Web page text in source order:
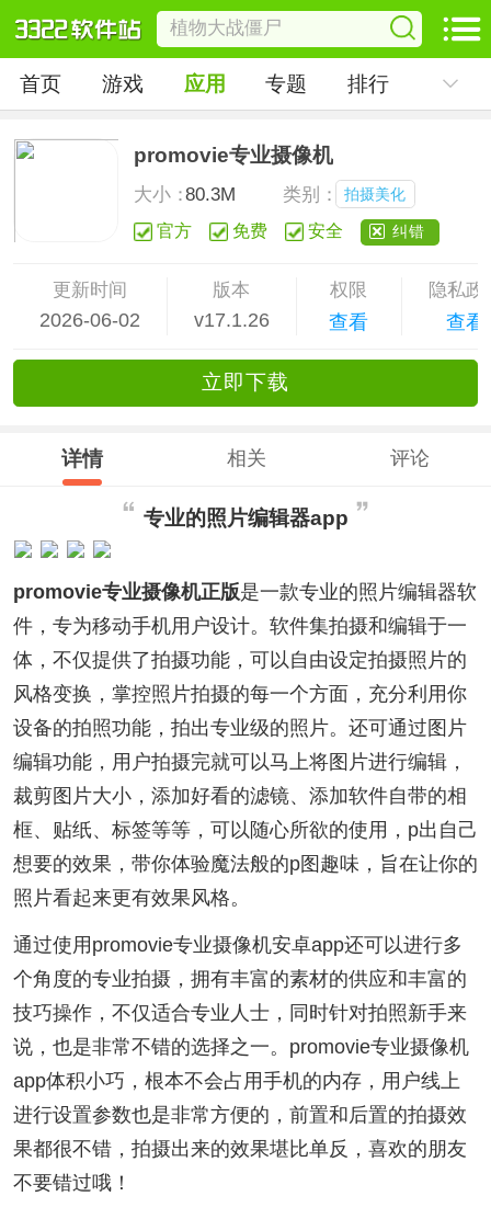
首页 游戏 应用 专题 排行
promovie专业摄像机
大小：80.3M 类别： 拍摄美化
官方 免费 安全 纠错
更新时间
2026-06-02
版本
v17.1.26
权限
查看
隐私政
查看
立即下载
详情 相关 评论
专业的照片编辑器app
promovie专业摄像机正版是一款专业的照片编辑器软
件，专为移动手机用户设计。软件集拍摄和编辑于一
体，不仅提供了拍摄功能，可以自由设定拍摄照片的
风格变换，掌控照片拍摄的每一个方面，充分利用你
设备的拍照功能，拍出专业级的照片。还可通过图片
编辑功能，用户拍摄完就可以马上将图片进行编辑，
裁剪图片大小，添加好看的滤镜、添加软件自带的相
框、贴纸、标签等等，可以随心所欲的使用，p出自己
想要的效果，带你体验魔法般的p图趣味，旨在让你的
照片看起来更有效果风格。
通过使用promovie专业摄像机安卓app还可以进行多
个角度的专业拍摄，拥有丰富的素材的供应和丰富的
技巧操作，不仅适合专业人士，同时针对拍照新手来
说，也是非常不错的选择之一。promovie专业摄像机
app体积小巧，根本不会占用手机的内存，用户线上
进行设置参数也是非常方便的，前置和后置的拍摄效
果都很不错，拍摄出来的效果堪比单反，喜欢的朋友
不要错过哦！